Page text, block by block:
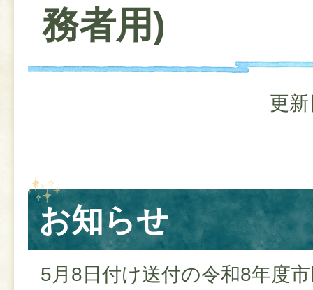
務者用)
更
お知らせ
5月8日付け送付の令和8年度